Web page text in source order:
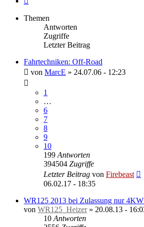
Themen
Antworten
Zugriffe
Letzter Beitrag
Fahrtechniken: Off-Road
von MarcE » 24.07.06 - 12:23
1
…
6
7
8
9
10
199 Antworten
394504 Zugriffe
Letzter Beitrag von Firebeast
06.02.17 - 18:35
WR125 2013 bei Zulassung nur
von WR125_Heizer» 20.08.13 -
10 Antworten